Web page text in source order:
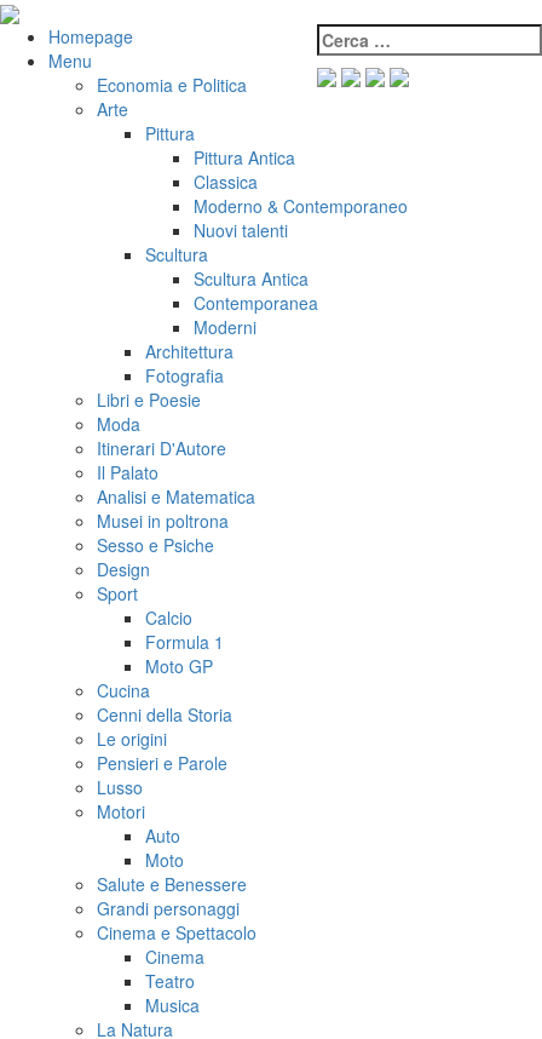
Salta
contenuto
VeniVidiVici Cerca:
Homepage
Menu
Economia e Politica
Arte
Pittura
Pittura Antica
Classica
Moderno & Contemporaneo
Nuovi talenti
Scultura
Scultura Antica
Contemporanea
Moderni
Architettura
Fotografia
Libri e Poesie
Moda
Itinerari D'Autore
Il Palato
Analisi e Matematica
Musei in poltrona
Sesso e Psiche
Design
Sport
Calcio
Formula 1
Moto GP
Cucina
Cenni della Storia
Le origini
Pensieri e Parole
Lusso
Motori
Auto
Moto
Salute e Benessere
Grandi personaggi
Cinema e Spettacolo
Cinema
Teatro
Musica
La Natura